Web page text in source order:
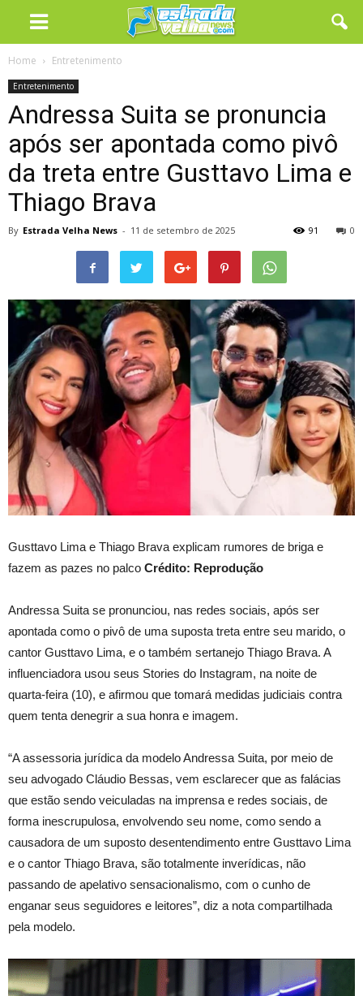
Home Entretenimento
Entretenimento
Andressa Suita se pronuncia
após ser apontada como pivô
da treta entre Gusttavo Lima e
Thiago Brava
By Estrada Velha News - 11 de setembro de 2025 0
91
Gusttavo Lima e Thiago Brava explicam rumores de briga e
fazem as pazes no palco Crédito: Reprodução
Andressa Suita se pronunciou, nas redes sociais, após ser
apontada como o pivô de uma suposta treta entre seu marido, o
cantor Gusttavo Lima, e o também sertanejo Thiago Brava. A
influenciadora usou seus Stories do Instagram, na noite de
quarta-feira (10), e afirmou que tomará medidas judiciais contra
quem tenta denegrir a sua honra e imagem.
“A assessoria jurídica da modelo Andressa Suita, por meio de
seu advogado Cláudio Bessas, vem esclarecer que as falácias
que estão sendo veiculadas na imprensa e redes sociais, de
forma inescrupulosa, envolvendo seu nome, como sendo a
causadora de um suposto desentendimento entre Gusttavo Lima
e o cantor Thiago Brava, são totalmente inverídicas, não
passando de apelativo sensacionalismo, com o cunho de
enganar seus seguidores e leitores”, diz a nota compartilhada
pela modelo.